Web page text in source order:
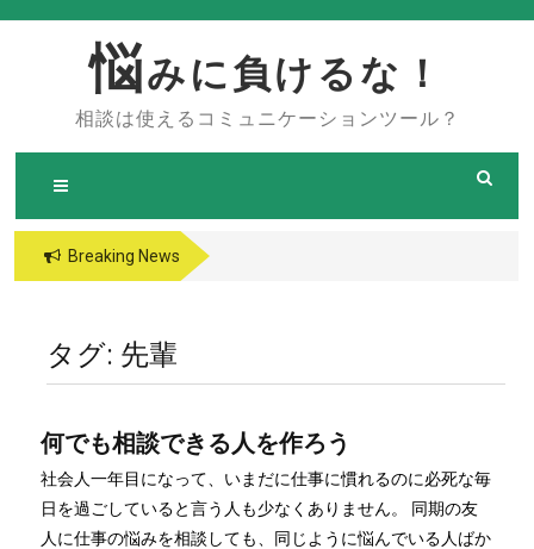
悩みに負けるな！
相談は使えるコミュニケーションツール？
Breaking News
タグ: 先輩
何でも相談できる人を作ろう
社会人一年目になって、いまだに仕事に慣れるのに必死な毎
日を過ごしていると言う人も少なくありません。 同期の友
人に仕事の悩みを相談しても、同じように悩んでいる人ばか